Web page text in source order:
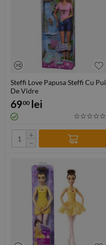
Steffi Love Papusa Steffi Cu Pui
De Vidre
6900 lei
+
−